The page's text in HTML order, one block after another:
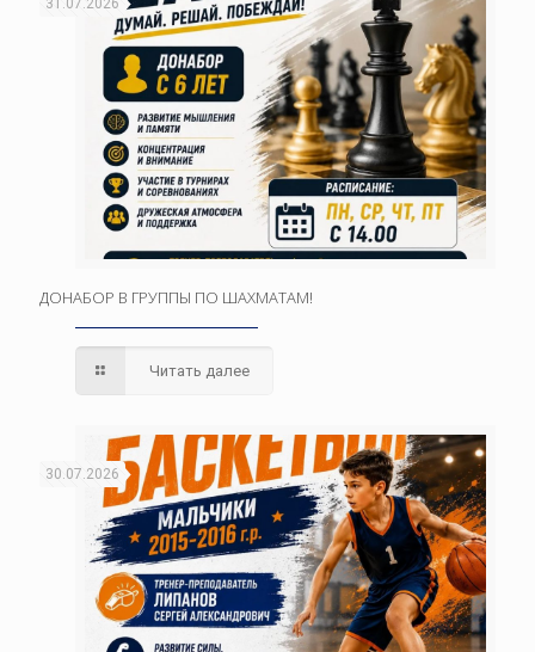
ДОНАБОР В ГРУППЫ ПО ШАХМАТАМ!
Читать далее
30.07.2026